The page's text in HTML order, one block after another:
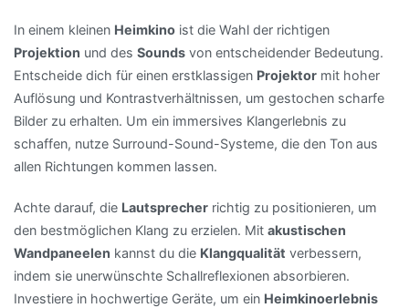
In einem kleinen Heimkino ist die Wahl der richtigen
Projektion und des Sounds von entscheidender Bedeutung.
Entscheide dich für einen erstklassigen Projektor mit hoher
Auflösung und Kontrastverhältnissen, um gestochen scharfe
Bilder zu erhalten. Um ein immersives Klangerlebnis zu
schaffen, nutze Surround-Sound-Systeme, die den Ton aus
allen Richtungen kommen lassen.
Achte darauf, die Lautsprecher richtig zu positionieren, um
den bestmöglichen Klang zu erzielen. Mit akustischen
Wandpaneelen kannst du die Klangqualität verbessern,
indem sie unerwünschte Schallreflexionen absorbieren.
Investiere in hochwertige Geräte, um ein Heimkinoerlebnis